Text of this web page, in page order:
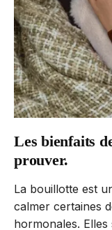
Les bienfaits
prouver.
La bouillotte est
calmer certaines
hormonales.